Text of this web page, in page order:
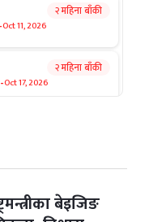
-Oct 11, 2026
२ महिना बाँकी
-Oct 17, 2026
२ महिना बाँकी
Oct 20, 2026 बेइजिङ